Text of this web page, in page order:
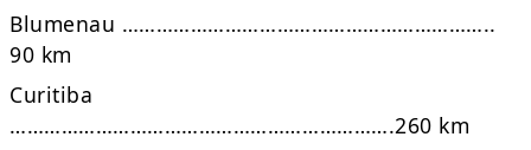
Blumenau ………………………………………………………..
90 km
Curitiba
………………………………………………………….260 km